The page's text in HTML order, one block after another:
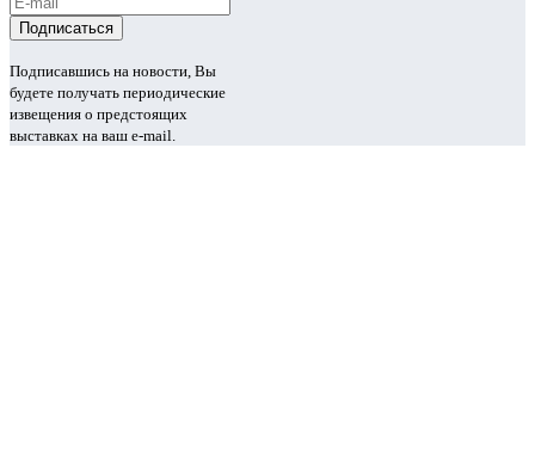
Подписавшись на новости, Вы
будете получать периодические
извещения о предстоящих
выставках на ваш e-mail.